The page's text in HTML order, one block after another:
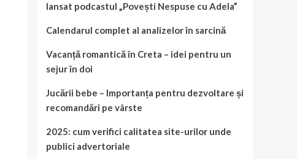
lansat podcastul „Povești Nespuse cu Adela”
Calendarul complet al analizelor în sarcină
Vacanță romantică în Creta – idei pentru un
sejur în doi
Jucării bebe – Importanța pentru dezvoltare și
recomandări pe vârste
2025: cum verifici calitatea site-urilor unde
publici advertoriale